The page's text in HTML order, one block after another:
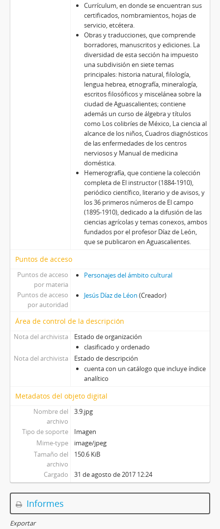
Currículum, en donde se encuentran sus
certificados, nombramientos, hojas de
servicio, etcétera.
Obras y traducciones, que comprende
borradores, manuscritos y ediciones. La
diversidad de esta sección ha impuesto
una subdivisión en siete temas
principales: historia natural, filología,
lengua hebrea, etnografía, mineralogía,
escritos filosóficos y miscelánea sobre la
ciudad de Aguascalientes; contiene
además un curso de álgebra y títulos
como Los colibríes de México, La ciencia al
alcance de los niños, Cuadros diagnósticos
de las enfermedades de los centros
nerviosos y Manual de medicina
doméstica.
Hemerografía, que contiene la colección
completa de El instructor (1884-1910),
periódico científico, literario y de avisos, y
los 36 primeros números de El campo
(1895-1910), dedicado a la difusión de las
ciencias agrícolas y temas conexos, ambos
fundados por el profesor Díaz de León,
que se publicaron en Aguascalientes.
Puntos de acceso
Puntos de acceso
por materia
Personajes del ámbito cultural
Puntos de acceso
por autoridad
Jesús Díaz de Léon (Creador)
Área de control de la descripción
Nota del archivista
Estado de organización
clasificado y ordenado
Nota del archivista
Estado de descripción
cuenta con un catálogo que incluye índice
analítico
Metadatos del objeto digital
Nombre del
archivo
3.9.jpg
Tipo de soporte
Imagen
Mime-type
image/jpeg
Tamaño del
archivo
150.6 KiB
Cargado 31 de agosto de 2017 12:24
Informes
Exportar